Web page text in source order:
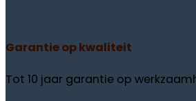
Garantieop kwaliteit
Tot 10 jaar garantie op